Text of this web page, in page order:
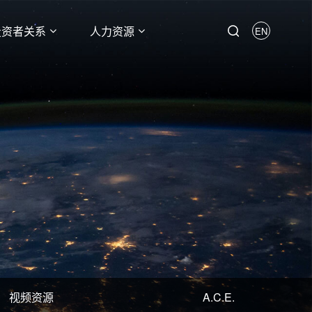
者关系 人力资源 EN
视频资源 A.C.E.